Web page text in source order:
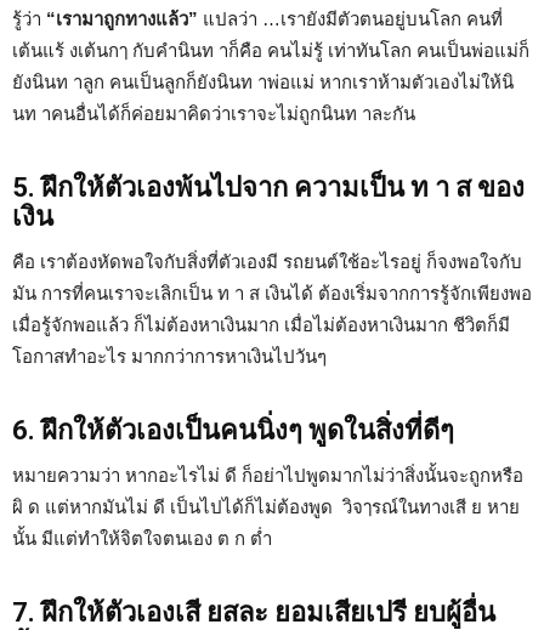
รู้ว่า “เรามาถูกทางแล้ว” แปลว่า …เรายังมีตัวตนอยู่บนโลก คนที่
เต้นแร้ งเต้นกๅ กับคำนินท าก็คือ คนไม่รู้ เท่าทันโลก คนเป็นพ่อแม่ก็
ยังนินท าลูก คนเป็นลูกก็ยังนินท าพ่อแม่ หากเราห้ามตัวเองไม่ให้นิ
นท าคนอื่นได้ก็ค่อยมาคิดว่าเราจะไม่ถูกนินท าละกัน
5. ฝึกให้ตัวเองพ้นไปจาก ความเป็น ท า ส ของ
เงิน
คือ เราต้องหัดพอใจกับสิ่งที่ตัวเองมี รถยนต์ใช้อะไรอยู่ ก็จงพอใจกับ
มัน การที่คนเราจะเลิกเป็น ท า ส เงินได้ ต้องเริ่มจากการรู้จักเพียงพอ
เมื่อรู้จักพอแล้ว ก็ไม่ต้องหาเงินมาก เมื่อไม่ต้องหาเงินมาก ชีวิตก็มี
โอกาสทำอะไร มากกว่าการหาเงินไปวันๆ
6. ฝึกให้ตัวเองเป็นคนนิ่งๆ พูดในสิ่งที่ดีๆ
หมายความว่า หากอะไรไม่ ดี ก็อย่าไปพูดมากไม่ว่าสิ่งนั้นจะถูกหรือ
ผิ ด แต่หากมันไม่ ดี เป็นไปได้ก็ไม่ต้องพูด วิจๅรณ์ในทางเสี ย หาย
นั้น มีแต่ทำให้จิตใจตนเอง ต ก ต่ำ
7. ฝึกให้ตัวเองเสี ยสละ ยอมเสียเปรี ยบผู้อื่น